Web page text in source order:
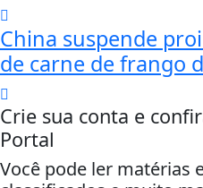
China suspende
de carne de frango
Crie sua conta e
Portal
Você pode ler matérias